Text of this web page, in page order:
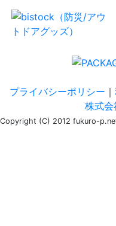
プライバシーポリシー ｜
株式
Copyright (C) 2012 fukuro-